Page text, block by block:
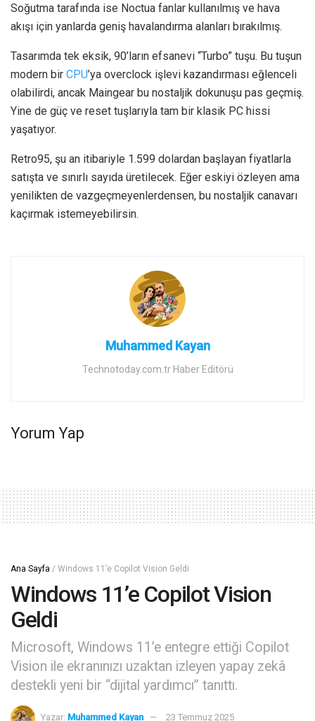
Soğutma tarafında ise Noctua fanlar kullanılmış ve hava
akışı için yanlarda geniş havalandırma alanları bırakılmış.
Tasarımda tek eksik, 90’ların efsanevi “Turbo” tuşu. Bu tuşun
modern bir CPU’ya overclock işlevi kazandırması eğlenceli
olabilirdi, ancak Maingear bu nostaljik dokunuşu pas geçmiş.
Yine de güç ve reset tuşlarıyla tam bir klasik PC hissi
yaşatıyor.
Retro95, şu an itibariyle 1.599 dolardan başlayan fiyatlarla
satışta ve sınırlı sayıda üretilecek. Eğer eskiyi özleyen ama
yenilikten de vazgeçmeyenlerdensen, bu nostaljik canavarı
kaçırmak istemeyebilirsin.
Muhammed Kayan
Technotoday.com.tr Haber Editörü
Yorum Yap
Ana Sayfa / Windows 11’e Copilot Vision Geldi
Windows 11’e Copilot Vision
Geldi
Microsoft, Windows 11’e entegre ettiği Copilot
Vision ile ekranınızı uzaktan izleyen yapay zekâ
destekli yeni bir “dijital yardımcı” tanıttı.
Yazar: Muhammed Kayan 23 Temmuz 2025